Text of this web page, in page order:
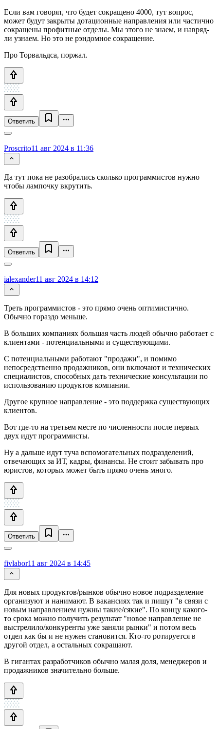
Если вам говорят, что будет сокращено 4000, тут вопрос,
может будут закрыты дотационные направления или частично
сокращены профитные отделы. Мы этого не знаем, и навряд-
ли узнаем. Но это не рэндомное сокращение.
Про Торвальдса, поржал.
Ответить
Proscrito11 авг 2024 в 11:36
Да тут пока не разобрались сколько программистов нужно
чтобы лампочку вкрутить.
Ответить
ialexander11 авг 2024 в 14:12
Треть программистов - это прямо очень оптимистично.
Обычно гораздо меньше.
В больших компаниях большая часть людей обычно работает с
клиентами - потенциальными и существующими.
С потенциальными работают "продажи", и помимо
непосредственно продажников, они включают и технических
специалистов, способных дать технические консультации по
использованию продуктов компании.
Другое крупное направление - это поддержка существующих
клиентов.
Вот где-то на третьем месте по численности после первых
двух идут программисты.
Ну а дальше идут туча вспомогательных подразделений,
отвечающих за ИТ, кадры, финансы. Не стоит забывать про
юристов, которых может быть прямо очень много.
Ответить
fivlabor11 авг 2024 в 14:45
Для новых продуктов/рынков обычно новое подразделение
организуют и нанимают. В вакансиях так и пишут "в связи с
новым направлением нужны такие/сякие". По концу какого-
то срока можно получить результат "новое направление не
выстрелило/конкуренты уже заняли рынки" и потом весь
отдел как бы и не нужен становится. Кто-то ротируется в
другой отдел, а остальных сокращают.
В гигантах разработчиков обычно малая доля, менеджеров и
продажников значительно больше.